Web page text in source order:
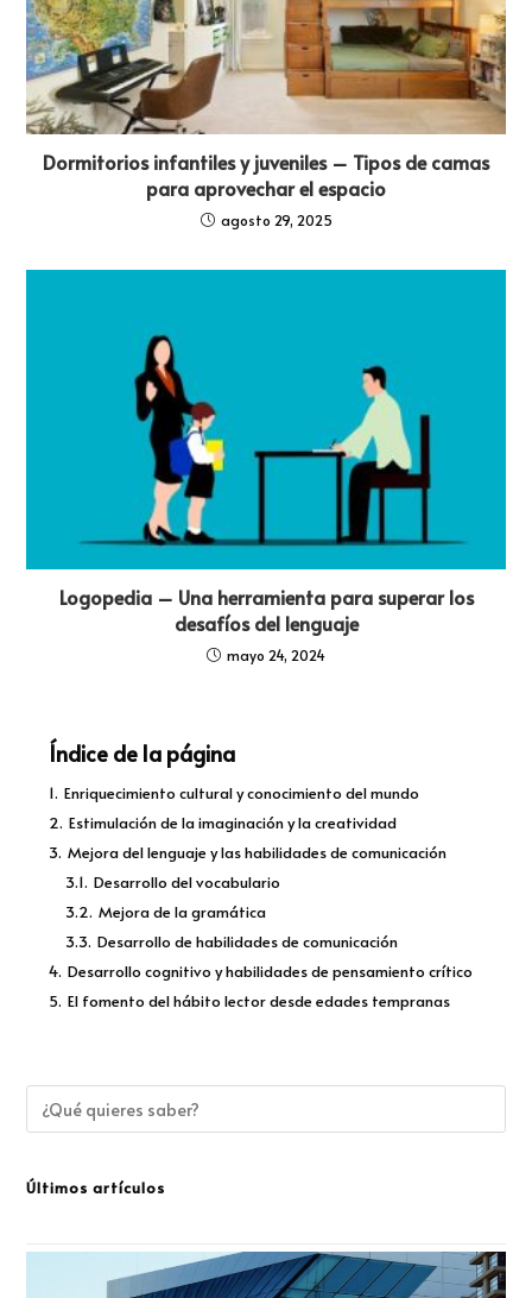
Dormitorios infantiles y juveniles – Tipos de camas
para aprovechar el espacio
agosto 29, 2025
Logopedia – Una herramienta para superar los
desafíos del lenguaje
mayo 24, 2024
Índice de la página
1. Enriquecimiento cultural y conocimiento del mundo
2. Estimulación de la imaginación y la creatividad
3. Mejora del lenguaje y las habilidades de comunicación
3.1. Desarrollo del vocabulario
3.2. Mejora de la gramática
3.3. Desarrollo de habilidades de comunicación
4. Desarrollo cognitivo y habilidades de pensamiento crítico
5. El fomento del hábito lector desde edades tempranas
Últimos artículos